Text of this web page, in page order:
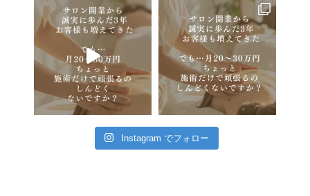
Instagram でフォロー